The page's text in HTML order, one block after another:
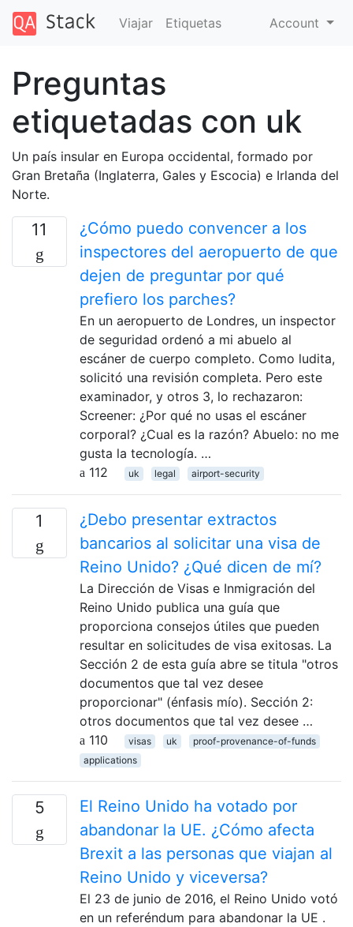
Viajar Etiquetas Account
Preguntas
etiquetadas con uk
Un país insular en Europa occidental, formado por
Gran Bretaña (Inglaterra, Gales y Escocia) e Irlanda del
Norte.
11
¿Cómo puedo convencer a los
inspectores del aeropuerto de que
dejen de preguntar por qué
prefiero los parches?
En un aeropuerto de Londres, un inspector
de seguridad ordenó a mi abuelo al
escáner de cuerpo completo. Como ludita,
solicitó una revisión completa. Pero este
examinador, y otros 3, lo rechazaron:
Screener: ¿Por qué no usas el escáner
corporal? ¿Cual es la razón? Abuelo: no me
gusta la tecnología. …
112
uk legal airport-security
1
¿Debo presentar extractos
bancarios al solicitar una visa de
Reino Unido? ¿Qué dicen de mí?
La Dirección de Visas e Inmigración del
Reino Unido publica una guía que
proporciona consejos útiles que pueden
resultar en solicitudes de visa exitosas. La
Sección 2 de esta guía abre se titula "otros
documentos que tal vez desee
proporcionar" (énfasis mío). Sección 2:
otros documentos que tal vez desee …
110
visas uk
proof-provenance-of-funds
applications
5
El Reino Unido ha votado por
abandonar la UE. ¿Cómo afecta
Brexit a las personas que viajan al
Reino Unido y viceversa?
El 23 de junio de 2016, el Reino Unido votó
en un referéndum para abandonar la UE .